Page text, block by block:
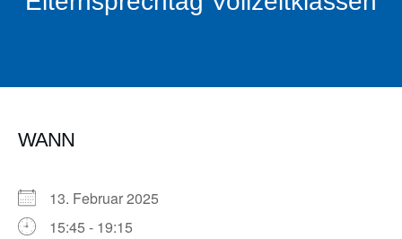
WANN
13. Februar 2025
15:45 - 19:15